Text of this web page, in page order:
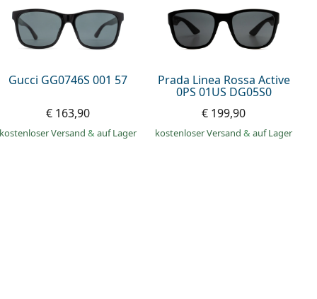
Gucci GG0746S 001 57
€ 163,90
kostenloser Versand& auf Lager
Prada Linea Rossa Active
0PS 01US DG05S0
€ 199,90
kostenloser Versand& auf Lager